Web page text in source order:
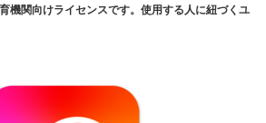
機関向けライセンスです。使用する人に紐づくユ